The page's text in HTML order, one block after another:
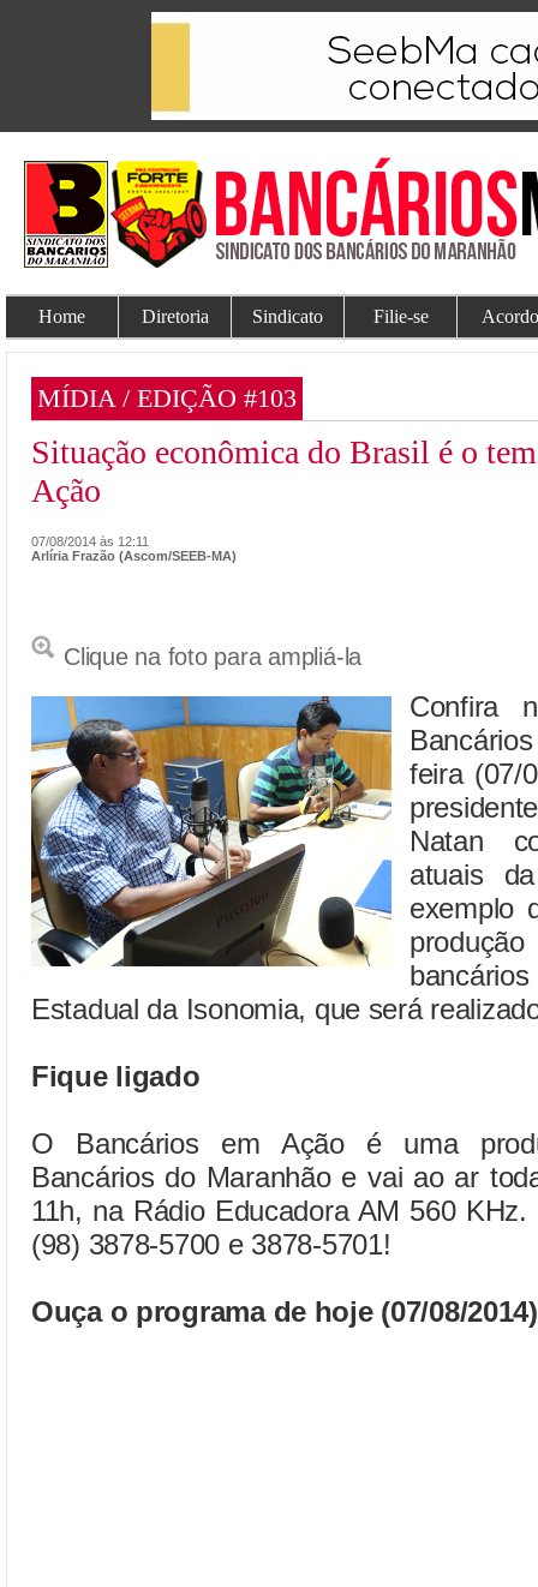
Home Diretoria Sindicato Filie-se
MÍDIA / EDIÇÃO #103
Situação econômica do Brasil é o
Ação
07/08/2014 às 12:11
Arlíria Frazão (Ascom/SEEB-MA)
Clique na foto para ampliá-la
Confira
feira (07/
Natan
atuais
exemplo
Estadual da Isonomia, que será
Fique ligado
O Bancários em Ação é uma
Bancários do Maranhão e vai ao ar
11h, na Rádio Educadora AM 560
(98) 3878-5700 e 3878-5701!
Ouça o programa de hoje (07/08/